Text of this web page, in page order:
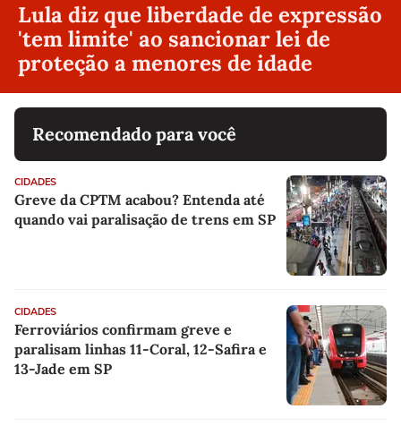
Lula diz que liberdade de expressão
'tem limite' ao sancionar lei de
proteção a menores de idade
Recomendado para você
CIDADES
Greve da CPTM acabou? Entenda até
quando vai paralisação de trens em SP
CIDADES
Ferroviários confirmam greve e
paralisam linhas 11-Coral, 12-Safira e
13-Jade em SP